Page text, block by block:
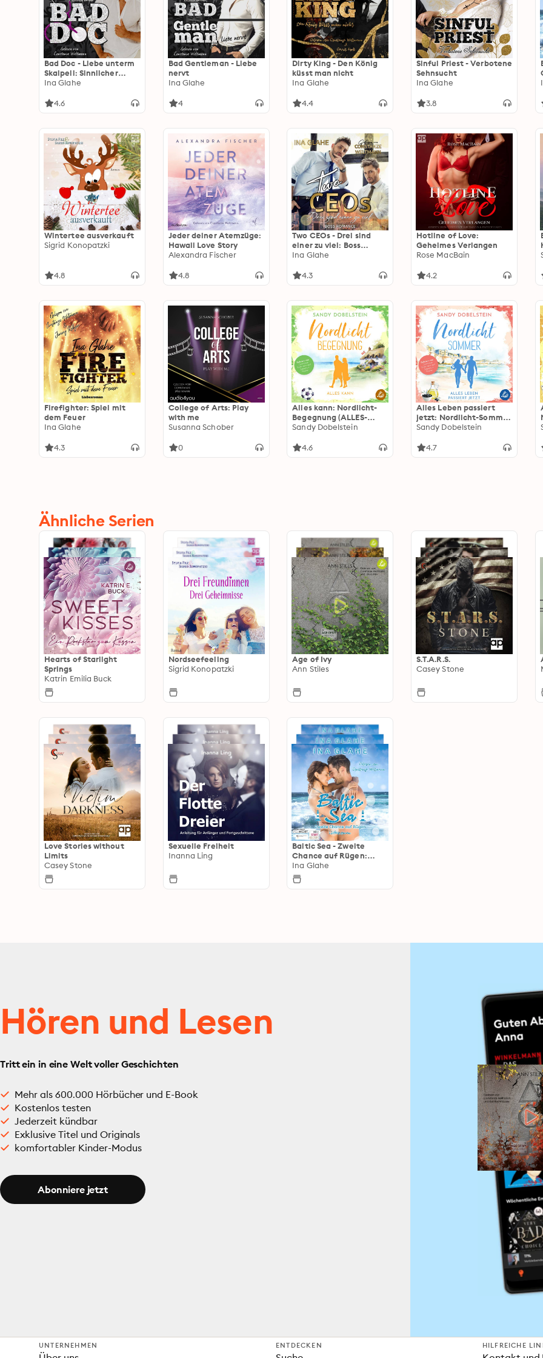
Bad Doc - Liebe unterm
Skalpell: Sinnlicher
Liebesroman
Ina Glahe
4.6
Bad Gentleman - Liebe
nervt
Ina Glahe
4
Dirty King - Den König
küsst man nicht
Ina Glahe
4.4
Sinful Priest - Verbotene
Sehnsucht
Ina Glahe
3.8
Wintertee ausverkauft
Sigrid Konopatzki
4.8
Jeder deiner Atemzüge:
Hawaii Love Story
Alexandra Fischer
4.8
Two CEOs - Drei sind
einer zu viel: Boss
Romance
Ina Glahe
4.3
Hotline of Love:
Geheimes Verlangen
Rose MacBain
4.2
Firefighter: Spiel mit
dem Feuer
Ina Glahe
4.3
College of Arts: Play
with me
Susanna Schober
0
Alles kann: Nordlicht-
Begegnung (ALLES-
Reihe 1)
Sandy Dobelstein
4.6
Alles Leben passiert
jetzt: Nordlicht-Sommer
(ALLES-Reihe 2)
Sandy Dobelstein
4.7
Ähnliche Serien
Hearts of Starlight
Springs
Katrin Emilia Buck
Nordseefeeling
Sigrid Konopatzki
Age of Ivy
Ann Stiles
S.T.A.R.S.
Casey Stone
Love Stories without
Limits
Casey Stone
Sexuelle Freiheit
Inanna Ling
Baltic Sea - Zweite
Chance auf Rügen:
Sinnlicher Ostsee-
Liebesroman
Ina Glahe
Hören und Lesen
Tritt ein in eine Welt voller Geschichten
Mehr als 600.000 Hörbücher und E-Book
Kostenlos testen
Jederzeit kündbar
Exklusive Titel und Originals
komfortabler Kinder-Modus
Abonniere jetzt
UNTERNEHMEN ENTDECKEN HILFREICHE